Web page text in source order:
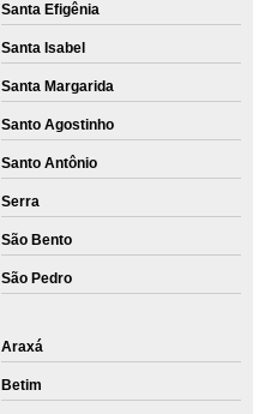
Santa Efigênia
Santa Isabel
Santa Margarida
Santo Agostinho
Santo Antônio
Serra
São Bento
São Pedro
Araxá
Betim